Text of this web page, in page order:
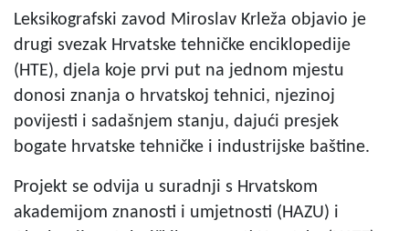
Leksikografski zavod Miroslav Krleža objavio je
drugi svezak Hrvatske tehničke enciklopedije
(HTE), djela koje prvi put na jednom mjestu
donosi znanja o hrvatskoj tehnici, njezinoj
povijesti i sadašnjem stanju, dajući presjek
bogate hrvatske tehničke i industrijske baštine.
Projekt se odvija u suradnji s Hrvatskom
akademijom znanosti i umjetnosti (HAZU) i